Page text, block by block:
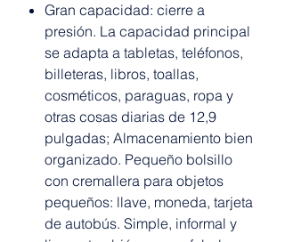
Gran capacidad: cierre a
presión. La capacidad principal
se adapta a tabletas, teléfonos,
billeteras, libros, toallas,
cosméticos, paraguas, ropa y
otras cosas diarias de 12,9
pulgadas; Almacenamiento bien
organizado. Pequeño bolsillo
con cremallera para objetos
pequeños: llave, moneda, tarjeta
de autobús. Simple, informal y